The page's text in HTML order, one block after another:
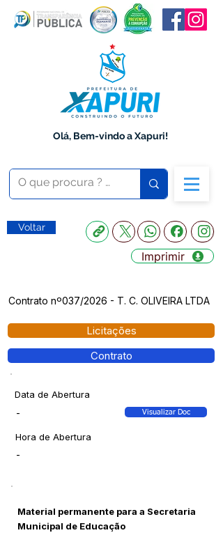
Olá, Bem-vindo a Xapuri!
Voltar
Imprimir
Contrato nº037/2026 - T. C. OLIVEIRA LTDA
Licitações
Contrato
Data de Abertura
- Visualizar Doc
Hora de Abertura
-
Material permanente para a Secretaria
Municipal de Educação